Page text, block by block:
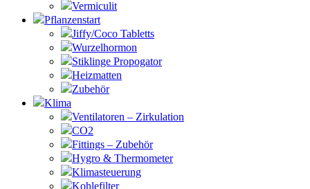
Vermiculit
Pflanzenstart
Jiffy/Coco Tabletts
Wurzelhormon
Stiklinge Propogator
Heizmatten
Zubehör
Klima
Ventilatoren – Zirkulation
CO2
Fittings – Zubehör
Hygro & Thermometer
Klimasteuerung
Kohlefilter